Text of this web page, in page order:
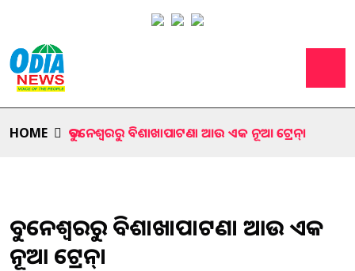
HOME ଭୁବନେଶ୍ବରରୁ ବିଶାଖାପାଟଣା ଆଉ ଏକ ନୂଆ ଟ୍ରେନ୍।
ଭୁବନେଶ୍ବରରୁ ବିଶାଖାପାଟଣା ଆଉ ଏକ
ନୂଆ ଟ୍ରେନ୍।